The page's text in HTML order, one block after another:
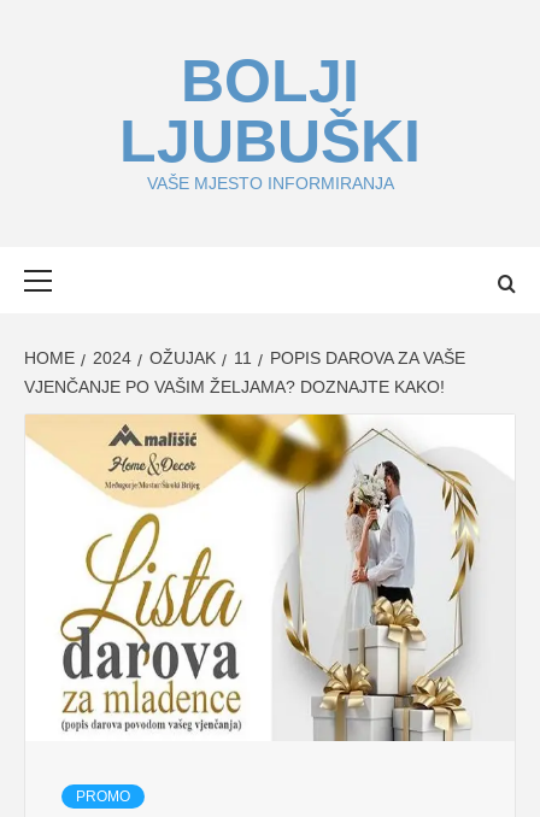
BOLJI
LJUBUŠKI
VAŠE MJESTO INFORMIRANJA
HOME 2024 OŽUJAK 11
POPIS DAROVA ZA VAŠE
VJENČANJE PO VAŠIM ŽELJAMA? DOZNAJTE KAKO!
PROMO